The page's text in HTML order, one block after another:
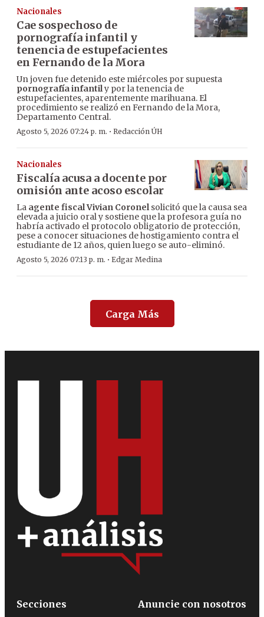
Nacionales
Cae sospechoso de
pornografía infantil y
tenencia de estupefacientes
en Fernando de la Mora
Un joven fue detenido este miércoles por supuesta
pornografía infantily por la tenencia de
estupefacientes, aparentemente marihuana. El
procedimiento se realizó en Fernando de la Mora,
Departamento Central.
Agosto 5, 2026 07:24 p. m. · Redacción ÚH
Nacionales
Fiscalía acusa a docente por
omisión ante acoso escolar
La agente fiscal Vivian Coronelsolicitó que la causa sea
elevada a juicio oral y sostiene que la profesora guía no
habría activado el protocolo obligatorio de protección,
pese a conocer situaciones de hostigamiento contra el
estudiante de 12 años, quien luego se auto-eliminó.
Agosto 5, 2026 07:13 p. m. · Edgar Medina
Carga Más
Secciones
Anuncie con nosotros